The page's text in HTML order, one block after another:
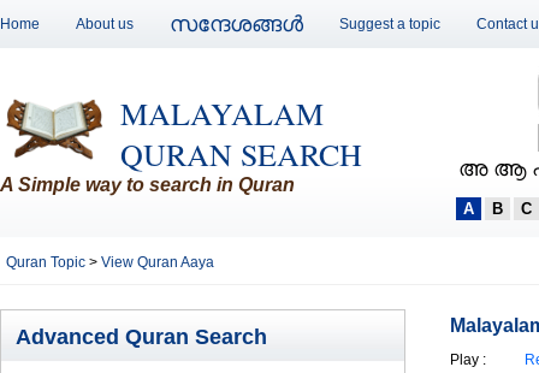
Home About us സന്ദേശങ്ങള്‍ Suggest a topic Contact
MALAYALAM
QURAN SEARCH
A Simple way to search in Quran
അ ആ
A B C
Quran Topic > View Quran Aaya
Advanced Quran Search
Play :